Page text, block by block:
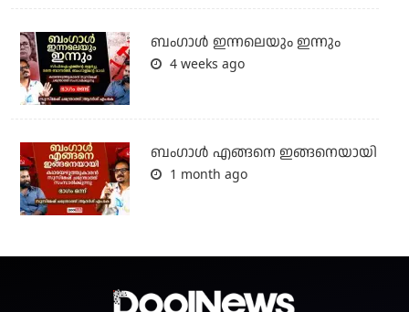
ബംഗാള്‍ ഇന്നലെയും ഇന്നും
4 weeks ago
ബം​ഗാൾ എങ്ങനെ ഇങ്ങനെയായി
1 month ago